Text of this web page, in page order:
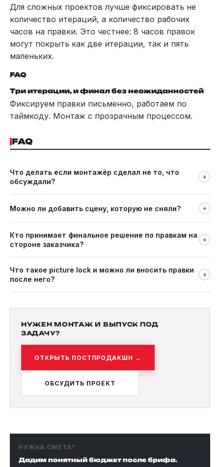
Для сложных проектов лучше фиксировать не
количество итераций, а количество рабочих
часов на правки. Это честнее: 8 часов правок
могут покрыть как две итерации, так и пять
маленьких.
FAQ
Три итерации, и финал без неожиданностей
Фиксируем правки письменно, работаем по
таймкоду. Монтаж с прозрачным процессом.
FAQ
Что делать если монтажёр сделал не то, что
обсуждали?
+
правка в рамках включённых итераций. Если ТЗ было устным
и неточным: обе стороны виноваты, договариваться
отдельно.
Можно ли добавить сцену, которую не сняли? +
замена архивными кадрами, анимационная вставка. Всё это:
отдельная работа и стоимость.
Кто принимает финальное решение по правкам на
стороне заказчика?
+
дают противоречивые правки: монтажёр не обязан исполнять
несовместимые требования одновременно.
Что такое picture lock и можно ли вносить правки
после него?
+
начинаются цвет и звук. Правки после picture lock
НУЖЕН МОНТАЖ И ВЫПУСК ПОД
ЗАДАЧУ?
ОТКРЫТЬ ПОСТПРОДАКШН →
ОБСУДИТЬ ПРОЕКТ
НУЖНА СМЕТА?
Дадим понятный бюджет после брифа.